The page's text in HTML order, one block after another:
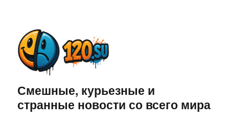
Смешные, курьезные и
странные новости со всего мира